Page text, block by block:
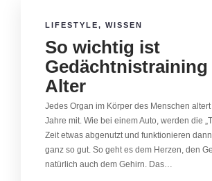
LIFESTYLE, WISSEN
So wichtig ist
Gedächtnistraining
Alter
Jedes Organ im Körper des Menschen
Jahre mit. Wie bei einem Auto, werden die
Zeit etwas abgenutzt und funktionieren
ganz so gut. So geht es dem Herzen, den
natürlich auch dem Gehirn. Das…